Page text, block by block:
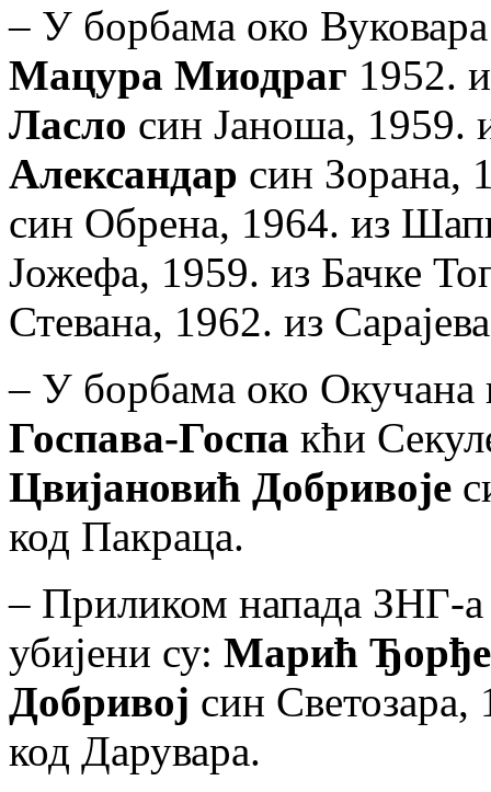
– У борбама око
Мацура Миодраг 1952.
Ласло син Јаноша, 1959.
Александар син Зорана,
син Обрена, 1964. из
Јожефа, 1959. из Бачке
Стевана, 1962. из
– У борбама око Окучана
Госпава-Госпа кћи
Цвијановић Добривоје
код Пакраца.
– Приликом напада ЗНГ-а
убијени су: Марић Ђорђе
Добривој син Светозара,
код Дарувара.